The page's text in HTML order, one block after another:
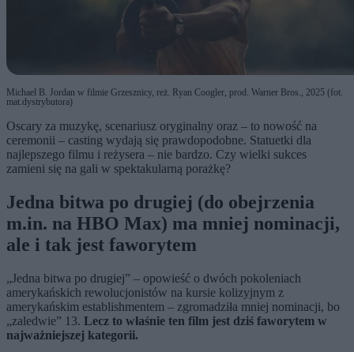
Michael B. Jordan w filmie Grzesznicy, reż. Ryan Coogler, prod. Warner Bros., 2025 (fot.
mat.dystrybutora)
Oscary za muzykę, scenariusz oryginalny oraz – to nowość na
ceremonii – casting wydają się prawdopodobne. Statuetki dla
najlepszego filmu i reżysera – nie bardzo. Czy wielki sukces
zamieni się na gali w spektakularną porażkę?
Jedna bitwa po drugiej (do obejrzenia
m.in. na HBO Max) ma mniej nominacji,
ale i tak jest faworytem
„Jedna bitwa po drugiej” – opowieść o dwóch pokoleniach
amerykańskich rewolucjonistów na kursie kolizyjnym z
amerykańskim establishmentem – zgromadziła mniej nominacji, bo
„zaledwie” 13. Lecz to właśnie ten film jest dziś faworytem w
najważniejszej kategorii.